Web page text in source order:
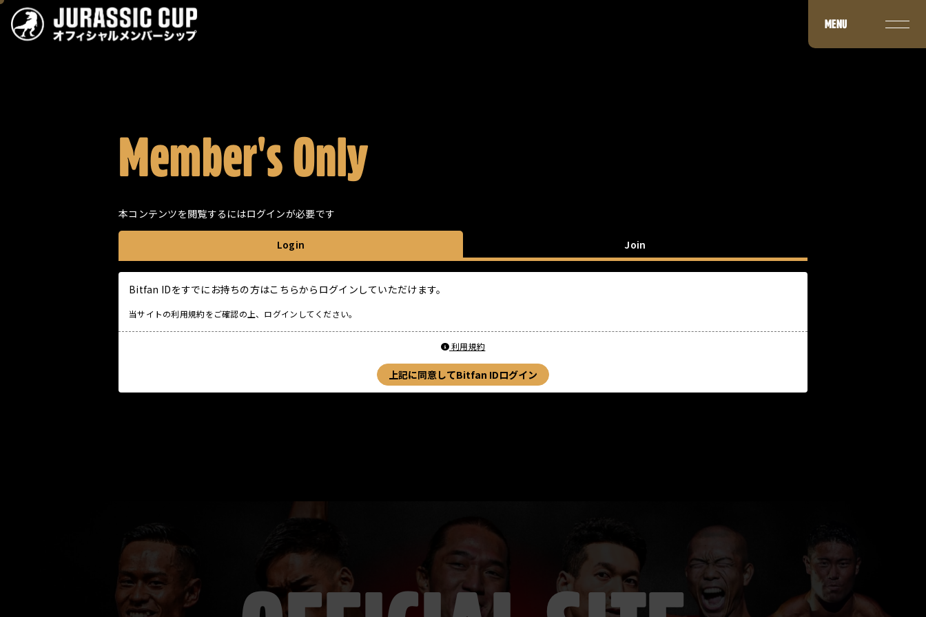
JURASSIC CUP オフィシャルメンバーシップ MENU
Member's Only
本コンテンツを閲覧するにはログインが必要です
Login Join
Bitfan IDをすでにお持ちの方はこちらからログインしていただけます。
当サイトの利用規約をご確認の上、ログインしてください。
利用規約
上記に同意してBitfan IDログイン